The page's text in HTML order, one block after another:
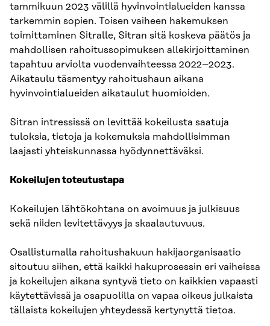
tammikuun 2023 välillä hyvinvointialueiden kanssa
tarkemmin sopien. Toisen vaiheen hakemuksen
toimittaminen Sitralle, Sitran sitä koskeva päätös ja
mahdollisen rahoitussopimuksen allekirjoittaminen
tapahtuu arviolta vuodenvaihteessa 2022–2023.
Aikataulu täsmentyy rahoitushaun aikana
hyvinvointialueiden aikataulut huomioiden.
Sitran intressissä on levittää kokeilusta saatuja
tuloksia, tietoja ja kokemuksia mahdollisimman
laajasti yhteiskunnassa hyödynnettäväksi.
Kokeilujen toteutustapa
Kokeilujen lähtökohtana on avoimuus ja julkisuus
sekä niiden levitettävyys ja skaalautuvuus.
Osallistumalla rahoitushakuun hakijaorganisaatio
sitoutuu siihen, että kaikki hakuprosessin eri vaiheissa
ja kokeilujen aikana syntyvä tieto on kaikkien vapaasti
käytettävissä ja osapuolilla on vapaa oikeus julkaista
tällaista kokeilujen yhteydessä kertynyttä tietoa.